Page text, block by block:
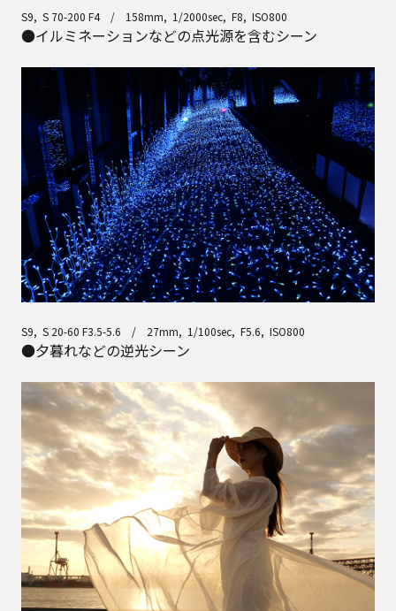
S9, S 70-200 F4 / 158mm, 1/2000sec, F8, ISO800
●イルミネーションなどの点光源を含むシーン
S9, S 20-60 F3.5-5.6 / 27mm, 1/100sec, F5.6, ISO800
●夕暮れなどの逆光シーン